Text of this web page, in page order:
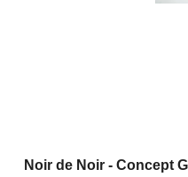
Noir de Noir - Concept